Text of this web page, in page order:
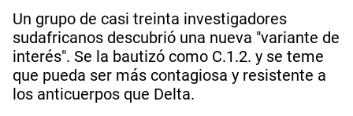
Un grupo de casi treinta investigadores
sudafricanos descubrió una nueva "variante de
interés". Se la bautizó como C.1.2. y se teme
que pueda ser más contagiosa y resistente a
los anticuerpos que Delta.